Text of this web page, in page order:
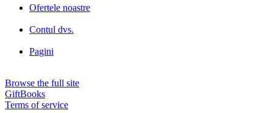
Ofertele noastre
Contul dvs.
Pagini
Browse the full site
GiftBooks
Terms of service